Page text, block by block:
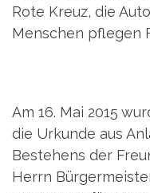
Rote Kreuz, die
Menschen pflegen
Am 16. Mai 2015
die Urkunde aus
Bestehens der
Herrn